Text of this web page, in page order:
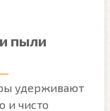
пыли
удерживают
и чисто